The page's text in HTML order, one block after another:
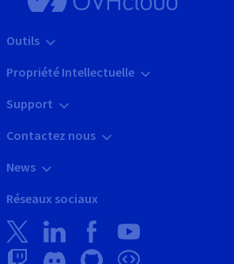
Outils
Propriété Intellectuelle
Support
Contactez nous
News
Réseaux sociaux